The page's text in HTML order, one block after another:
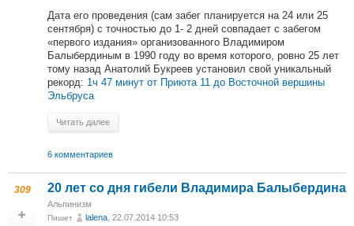
Дата его проведения (сам забег планируется на 24 или 25
сентября) с точностью до 1- 2 дней совпадает с забегом
«первого издания» организованного Владимиром
Балыбердиным в 1990 году во время которого, ровно 25 лет
тому назад Анатолий Букреев установил свой уникальный
рекорд: 1ч 47 минут от Приюта 11 до Восточной вершины
Эльбруса
Читать далее
6 комментариев
309 20 лет со дня гибели Владимира Балыбердина
Альпинизм
Пишет lalena , 22.07.2014 10:53